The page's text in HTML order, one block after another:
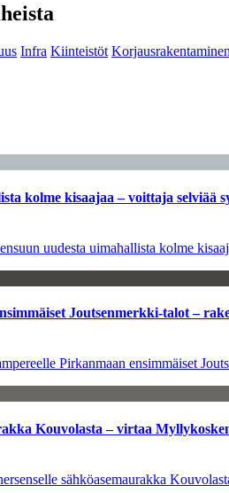
Infra Kiinteistöt Korjausrakentaminen
kolme kisaajaa – voittaja selviää
uudesta uimahallista kolme
Joutsenmerkki-talot –
Pirkanmaan ensimmäiset
Kouvolasta – virtaa
sähköasemaurakka